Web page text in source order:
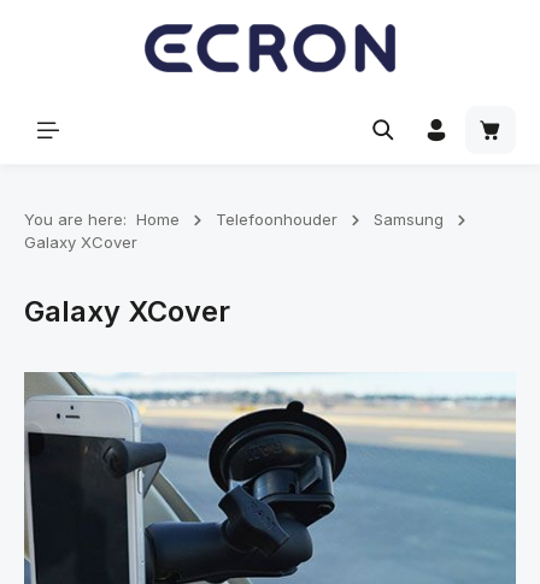
You are here: Home Telefoonhouder
Samsung
Galaxy XCover
Galaxy XCover